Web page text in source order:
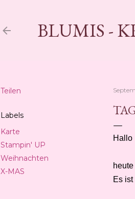
BLUMIS -
Teilen
Labels
Karte
Stampin' UP
Weihnachten
X-MAS
Hallo
Es